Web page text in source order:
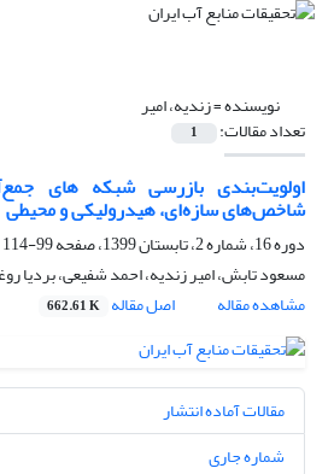
نویسنده =زندیه، امیر
تعداد مقالات: 1
اولویت‌بندی بازرسی شبکه های
شاخص‌های سازه‌ای، هیدرولیکی و محیطی
دوره 16، شماره 2، تابستان 1399، صفحه
99-114
مسعود تابش، امیر زندیه، احمد شفیعی، بردیا
مشاهده مقاله
اصل مقاله 662.61 K
مقالات آماده انتشار
شماره جاری